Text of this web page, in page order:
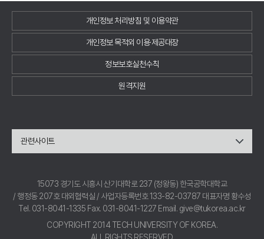
개인정보 처리방침 및 이용약관
개인정보 목적외 이용·제공대장
정보보호실천수칙
원격지원
관련사이트
15073 경기도 시흥시 산기대학로 237 (정왕동) 한국공학대학교
/ 행정동 207호 대외협력실 / 사업자등록번호 133-82-03787 대표자명 황수성
Tel. 031-8041-1335 Fax. 031-8041-1227 Email. give@tukorea.ac.kr
COPYRIGHT 2014 TECH UNIVERSITY OF KOREA.